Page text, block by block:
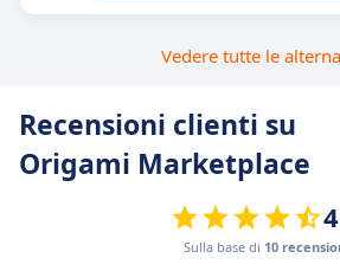
Vedere tutte le
Recensioni clienti su
Origami Marketplace
Sulla base di 10